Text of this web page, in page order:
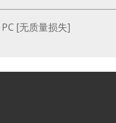
[无质量损失]